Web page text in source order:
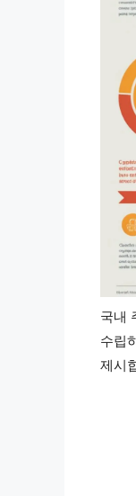
국내
수립
제시